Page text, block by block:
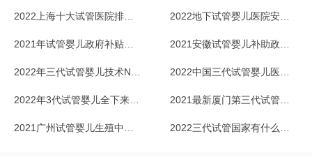
2022上海十大试管医院排名一览 2022地下试管婴儿医院安全吗？能放心去吗？
2021年试管婴儿政府补贴政策，北京有吗？ 2021安徽试管婴儿补助政策没有，还做吗？
2022年三代试管婴儿技术NGS 2022中国三代试管婴儿医院排名一览_2
2022年3代试管婴儿全下来多少钱？成功率咋样？ 2021最新厦门第三代试管婴儿医院排行榜一览
2021广州试管婴儿生殖中心排名一览 2022三代试管国家有什么优惠政策？多少钱？